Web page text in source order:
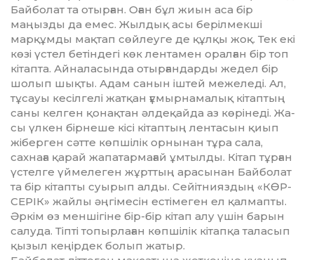
Байболат та отырған. Оған бұл жиын аса бір
маңызды да емес. Жылдық асы берілмекші
марқұмды мақ­тап сөйлеуге де құлқы жоқ. Тек екі
көзі үстел бетіндегі көк лентамен орал­ған бір топ
кітапта. Айналасында отырғандарды жедел бір
шолып шық­ты. Адам санын іштей межеледі. Ал,
тұсауы кесілгелі жатқан ғұмыр­на­малық кітаптың
саны келген қо­нақтан әлдеқайда аз көрінеді. Жа­
сы үлкен бірнеше кісі кітаптың лен­тасын қиып
жіберген сәтте көпшілік ор­нынан тұра сала,
сахнаға қарай жа­патармағай ұмтылды. Кітап тұр­ған
үстелге үймелеген жұрттың ара­сынан Байболат
та бір кітапты суы­рып алды. Сейітнияздың «КӨР­
СЕРІК» жай­лы әңгімесін естімеген ел қал­мапты.
Әркім өз меншігіне бір-бір кі­тап алу үшін барын
салуда. Тіпті то­пырлаған көпшілік кітапқа тала­сып
қызыл кеңірдек болып жатыр.